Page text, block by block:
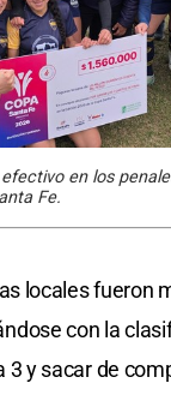
en los
Fe.
locales fueron
con la
3 y sacar de